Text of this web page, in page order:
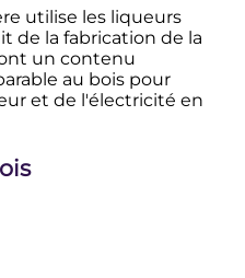
utilise les liqueurs
de la fabrication de la
un contenu
au bois pour
et de l'électricité en